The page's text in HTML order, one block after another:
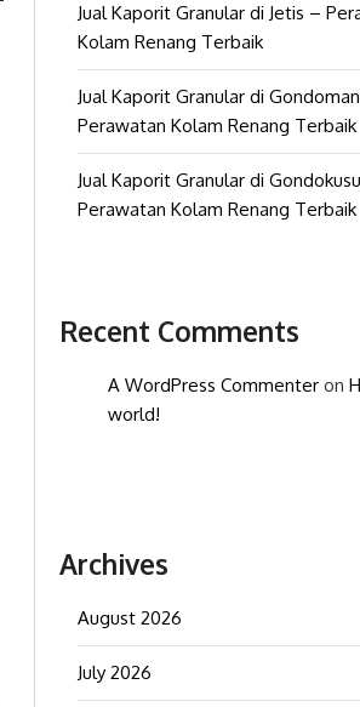
Jual Kaporit Granular di Jetis –
Kolam Renang Terbaik
Jual Kaporit Granular di
Perawatan Kolam Renang Terbaik
Jual Kaporit Granular di
Perawatan Kolam Renang Terbaik
Recent Comments
A WordPress Commenter on
world!
Archives
August 2026
July 2026